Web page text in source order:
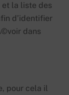
et la liste des
d’identifier
dans
pour cela il